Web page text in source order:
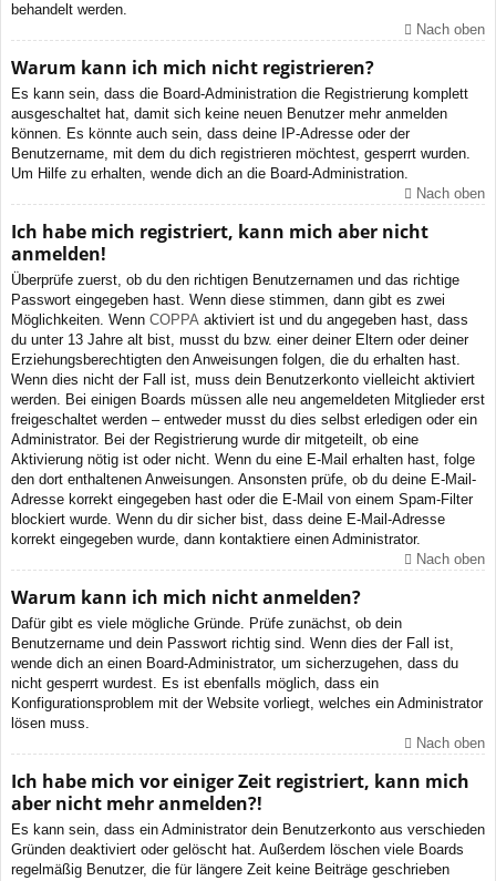
behandelt werden.
Nach oben
Warum kann ich mich nicht registrieren?
Es kann sein, dass die Board-Administration die Registrierung komplett
ausgeschaltet hat, damit sich keine neuen Benutzer mehr anmelden
können. Es könnte auch sein, dass deine IP-Adresse oder der
Benutzername, mit dem du dich registrieren möchtest, gesperrt wurden.
Um Hilfe zu erhalten, wende dich an die Board-Administration.
Nach oben
Ich habe mich registriert, kann mich aber nicht
anmelden!
Überprüfe zuerst, ob du den richtigen Benutzernamen und das richtige
Passwort eingegeben hast. Wenn diese stimmen, dann gibt es zwei
Möglichkeiten. Wenn COPPA aktiviert ist und du angegeben hast, dass
du unter 13 Jahre alt bist, musst du bzw. einer deiner Eltern oder deiner
Erziehungsberechtigten den Anweisungen folgen, die du erhalten hast.
Wenn dies nicht der Fall ist, muss dein Benutzerkonto vielleicht aktiviert
werden. Bei einigen Boards müssen alle neu angemeldeten Mitglieder erst
freigeschaltet werden – entweder musst du dies selbst erledigen oder ein
Administrator. Bei der Registrierung wurde dir mitgeteilt, ob eine
Aktivierung nötig ist oder nicht. Wenn du eine E-Mail erhalten hast, folge
den dort enthaltenen Anweisungen. Ansonsten prüfe, ob du deine E-Mail-
Adresse korrekt eingegeben hast oder die E-Mail von einem Spam-Filter
blockiert wurde. Wenn du dir sicher bist, dass deine E-Mail-Adresse
korrekt eingegeben wurde, dann kontaktiere einen Administrator.
Nach oben
Warum kann ich mich nicht anmelden?
Dafür gibt es viele mögliche Gründe. Prüfe zunächst, ob dein
Benutzername und dein Passwort richtig sind. Wenn dies der Fall ist,
wende dich an einen Board-Administrator, um sicherzugehen, dass du
nicht gesperrt wurdest. Es ist ebenfalls möglich, dass ein
Konfigurationsproblem mit der Website vorliegt, welches ein Administrator
lösen muss.
Nach oben
Ich habe mich vor einiger Zeit registriert, kann mich
aber nicht mehr anmelden?!
Es kann sein, dass ein Administrator dein Benutzerkonto aus verschieden
Gründen deaktiviert oder gelöscht hat. Außerdem löschen viele Boards
regelmäßig Benutzer, die für längere Zeit keine Beiträge geschrieben